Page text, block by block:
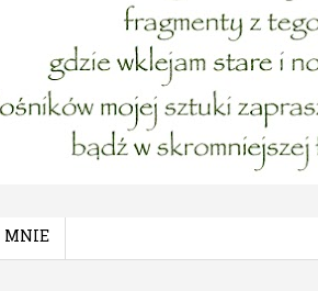
MNIE